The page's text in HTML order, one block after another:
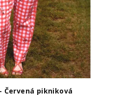
Červená pikniková